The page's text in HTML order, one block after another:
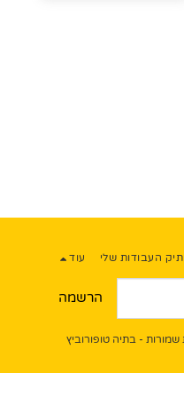
תיק העבודות שלי עוד
הרשמה
בתיה טופורוביץ